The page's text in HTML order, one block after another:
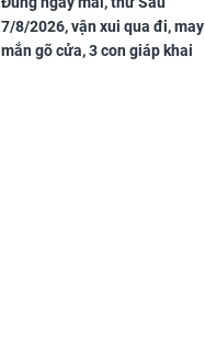
7/8/2026, vận xui qua đi, may
mắn gõ cửa, 3 con giáp khai